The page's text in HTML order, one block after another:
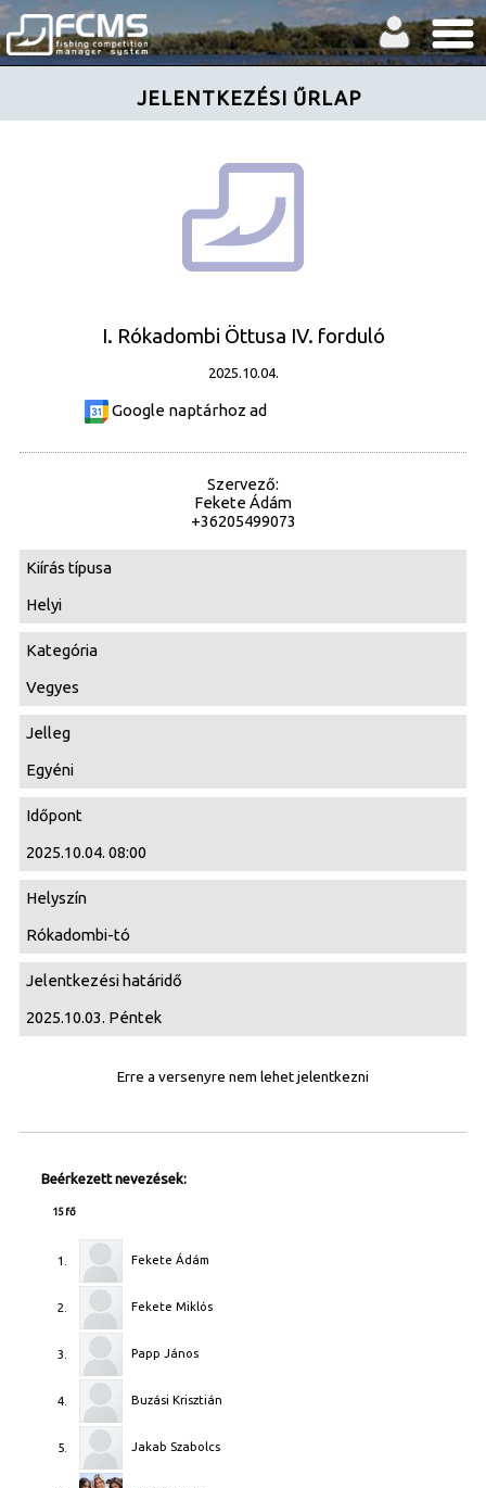
JELENTKEZÉSI ŰRLAP
I. Rókadombi Öttusa IV. forduló
2025.10.04.
Google naptárhoz ad
Szervező:
Fekete Ádám
+36205499073
Kiírás típusa
Helyi
Kategória
Vegyes
Jelleg
Egyéni
Időpont
2025.10.04. 08:00
Helyszín
Rókadombi-tó
Jelentkezési határidő
2025.10.03. Péntek
Erre a versenyre nem lehet jelentkezni
Beérkezett nevezések:
15 fő
1. Fekete Ádám
2. Fekete Miklós
3. Papp János
4. Buzási Krisztián
5. Jakab Szabolcs